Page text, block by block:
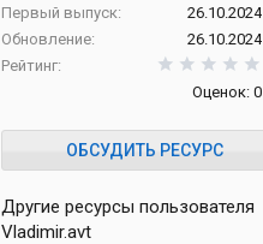
Первый выпуск
26.10.2024
Обновление
26.10.2024
Рейтинг
Оценок: 0
ОБСУДИТЬ РЕСУРС
Другие ресурсы пользователя
Vladimir.avt